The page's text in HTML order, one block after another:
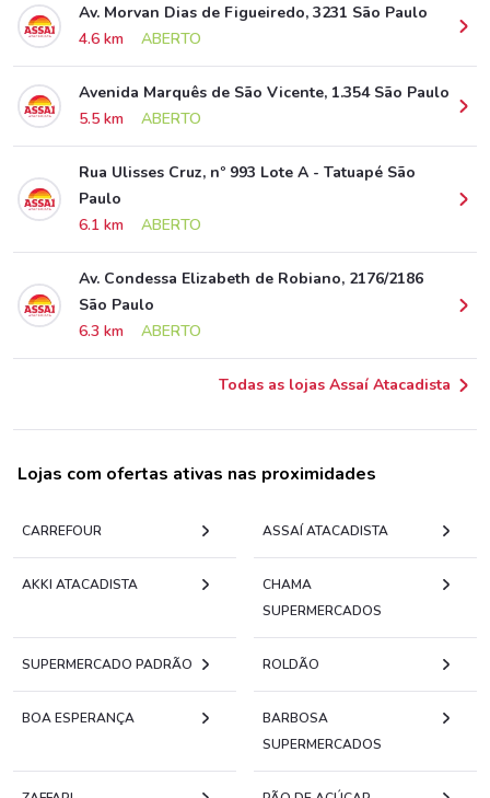
Av. Morvan Dias de Figueiredo, 3231 São Paulo
4.6 km
ABERTO
Avenida Marquês de São Vicente, 1.354 São Paulo
5.5 km
ABERTO
Rua Ulisses Cruz, nº 993 Lote A - Tatuapé São
Paulo
6.1 km
ABERTO
Av. Condessa Elizabeth de Robiano, 2176/2186
São Paulo
6.3 km
ABERTO
Todas as lojas Assaí Atacadista
Lojas com ofertas ativas nas proximidades
CARREFOUR ASSAÍ ATACADISTA
AKKI ATACADISTA
CHAMA
SUPERMERCADOS
SUPERMERCADO PADRÃO ROLDÃO
BOA ESPERANÇA
BARBOSA
SUPERMERCADOS